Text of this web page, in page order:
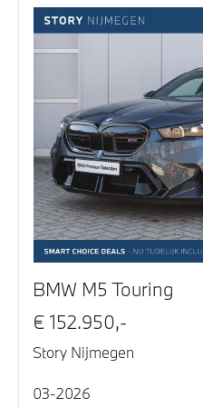
BMW M5 Touring
€ 152.950,-
Story Nijmegen
03-2026